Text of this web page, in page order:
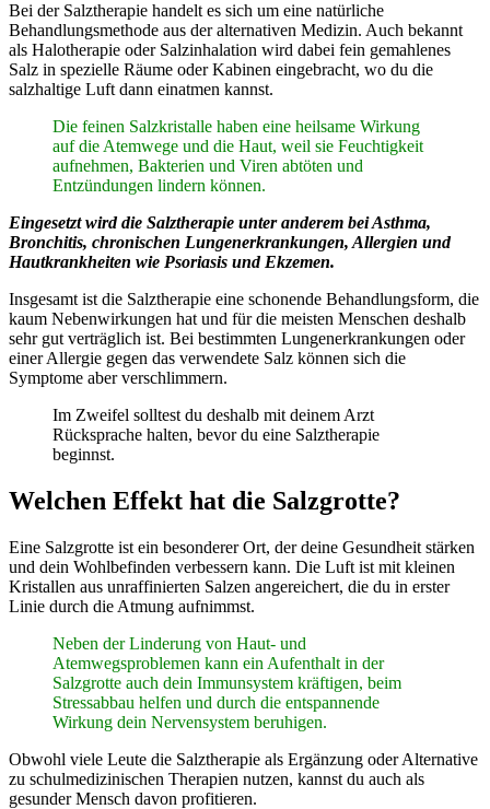
Bei der Salztherapie handelt es sich um eine natürliche
Behandlungsmethode aus der alternativen Medizin. Auch bekannt
als Halotherapie oder Salzinhalation wird dabei fein gemahlenes
Salz in spezielle Räume oder Kabinen eingebracht, wo du die
salzhaltige Luft dann einatmen kannst.
Die feinen Salzkristalle haben eine heilsame Wirkung
auf die Atemwege und die Haut, weil sie Feuchtigkeit
aufnehmen, Bakterien und Viren abtöten und
Entzündungen lindern können.
Eingesetzt wird die Salztherapie unter anderem bei Asthma,
Bronchitis, chronischen Lungenerkrankungen, Allergien und
Hautkrankheiten wie Psoriasis und Ekzemen.
Insgesamt ist die Salztherapie eine schonende Behandlungsform, die
kaum Nebenwirkungen hat und für die meisten Menschen deshalb
sehr gut verträglich ist. Bei bestimmten Lungenerkrankungen oder
einer Allergie gegen das verwendete Salz können sich die
Symptome aber verschlimmern.
Im Zweifel solltest du deshalb mit deinem Arzt
Rücksprache halten, bevor du eine Salztherapie
beginnst.
Welchen Effekt hat die Salzgrotte?
Eine Salzgrotte ist ein besonderer Ort, der deine Gesundheit stärken
und dein Wohlbefinden verbessern kann. Die Luft ist mit kleinen
Kristallen aus unraffinierten Salzen angereichert, die du in erster
Linie durch die Atmung aufnimmst.
Neben der Linderung von Haut- und
Atemwegsproblemen kann ein Aufenthalt in der
Salzgrotte auch dein Immunsystem kräftigen, beim
Stressabbau helfen und durch die entspannende
Wirkung dein Nervensystem beruhigen.
Obwohl viele Leute die Salztherapie als Ergänzung oder Alternative
zu schulmedizinischen Therapien nutzen, kannst du auch als
gesunder Mensch davon profitieren.